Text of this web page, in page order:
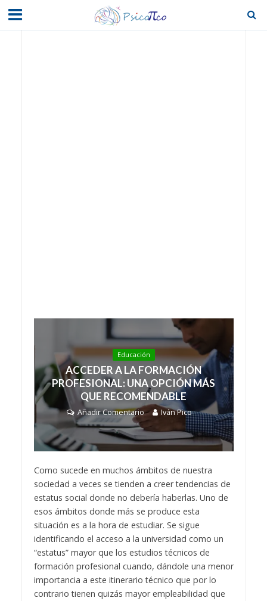
Educación
ACCEDER A LA FORMACIÓN
PROFESIONAL: UNA OPCIÓN MÁS
QUE RECOMENDABLE
Añadir Comentario Iván Pico
Como sucede en muchos ámbitos de nuestra
sociedad a veces se tienden a creer tendencias de
estatus social donde no debería haberlas. Uno de
esos ámbitos donde más se produce esta
situación es a la hora de estudiar. Se sigue
identificando el acceso a la universidad como un
“estatus” mayor que los estudios técnicos de
formación profesional cuando, dándole una menor
importancia a este itinerario técnico que por lo
contrario tienen quizás mayor empleabilidad que